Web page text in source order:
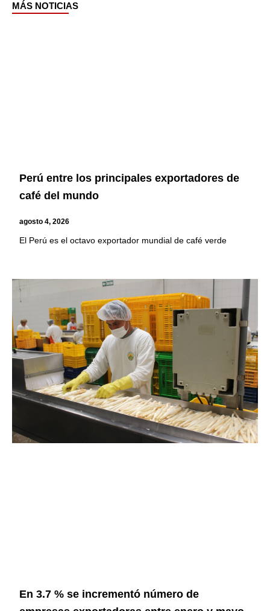
MÁS NOTICIAS
Perú entre los principales exportadores de
café del mundo
agosto 4, 2026
El Perú es el octavo exportador mundial de café verde
En 3.7 % se incrementó número de